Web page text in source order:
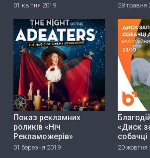
01 квітня 2019 28 травня
Показ рекламних
роликів «Ніч
Рекламожерів»
01 березня 2019
«Диск
20 жовтня